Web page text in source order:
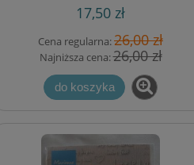
17,50 zł
Cena regularna:26,00 zł
Najniższa cena:26,00 zł
do koszyka